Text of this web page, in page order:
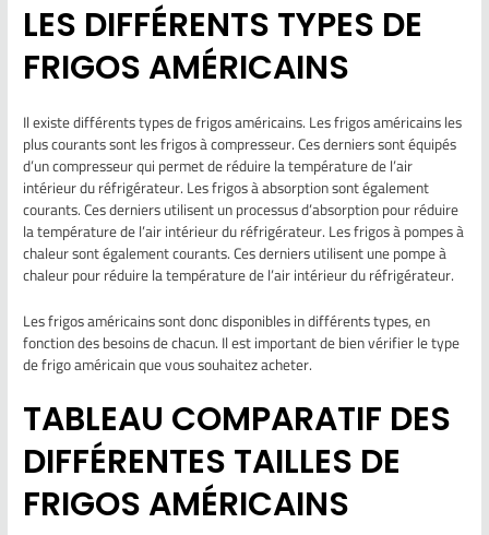
LES DIFFÉRENTS TYPES DE
FRIGOS AMÉRICAINS
Il existe différents types de frigos américains. Les frigos américains les
plus courants sont les frigos à compresseur. Ces derniers sont équipés
d’un compresseur qui permet de réduire la température de l’air
intérieur du réfrigérateur. Les frigos à absorption sont également
courants. Ces derniers utilisent un processus d’absorption pour réduire
la température de l’air intérieur du réfrigérateur. Les frigos à pompes à
chaleur sont également courants. Ces derniers utilisent une pompe à
chaleur pour réduire la température de l’air intérieur du réfrigérateur.
Les frigos américains sont donc disponibles in différents types, en
fonction des besoins de chacun. Il est important de bien vérifier le type
de frigo américain que vous souhaitez acheter.
TABLEAU COMPARATIF DES
DIFFÉRENTES TAILLES DE
FRIGOS AMÉRICAINS